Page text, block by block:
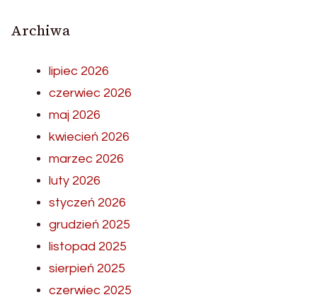
Archiwa
lipiec 2026
czerwiec 2026
maj 2026
kwiecień 2026
marzec 2026
luty 2026
styczeń 2026
grudzień 2025
listopad 2025
sierpień 2025
czerwiec 2025